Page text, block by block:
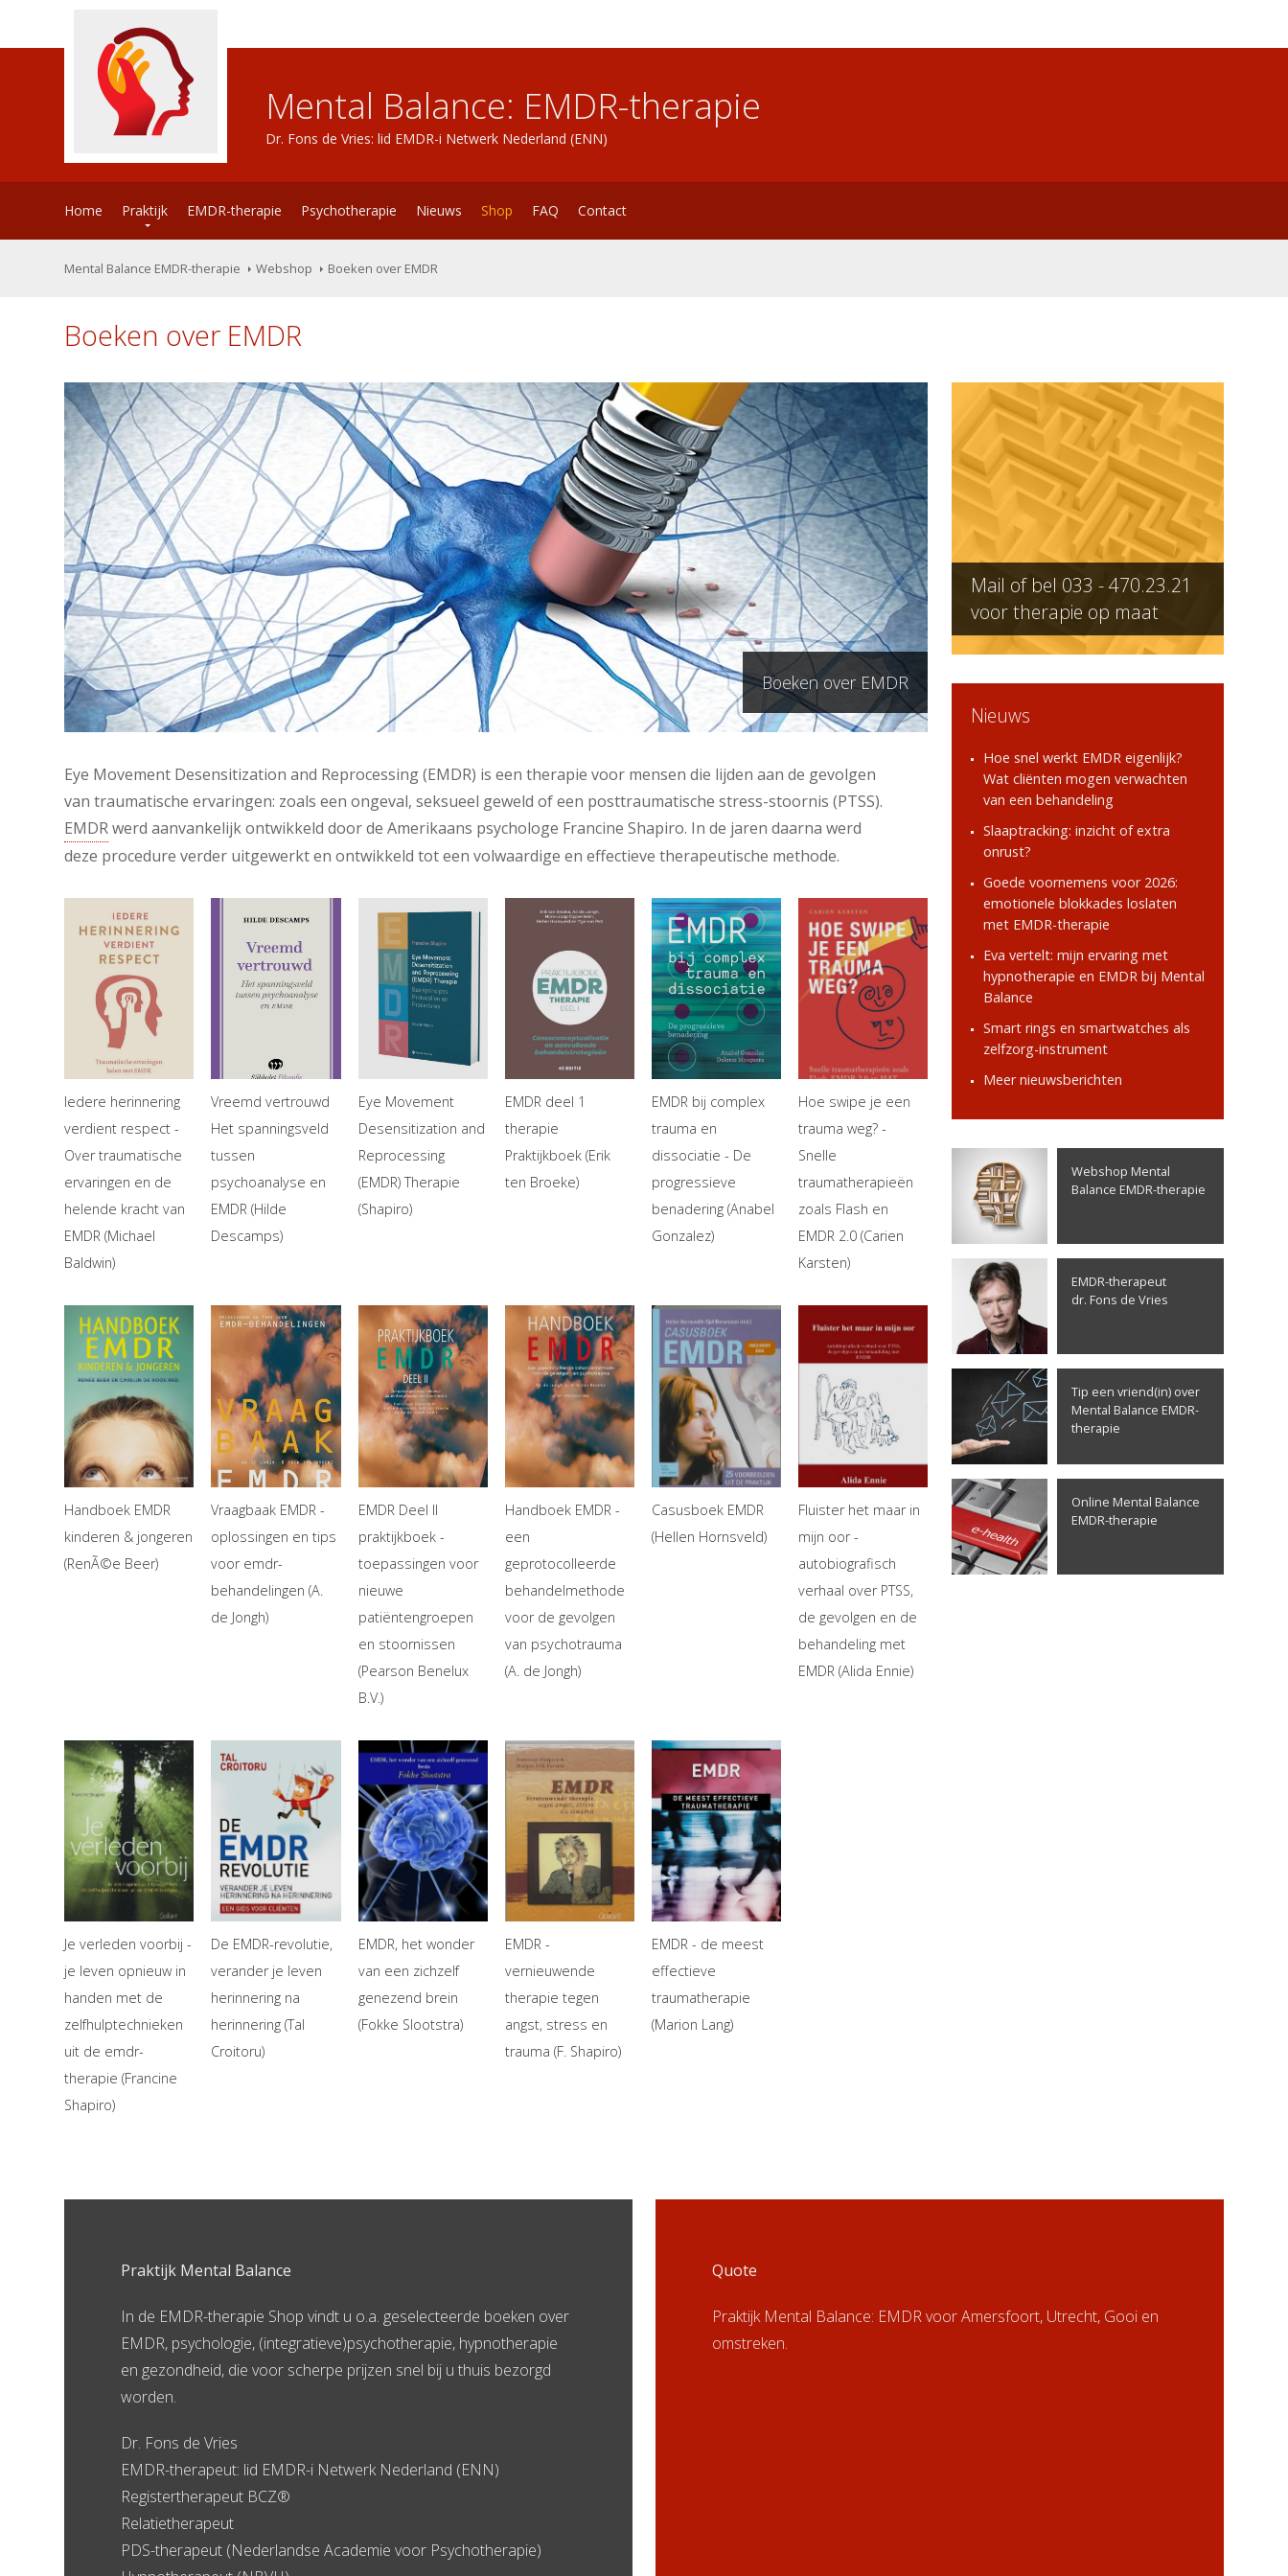
Mental Balance: EMDR-therapie
Dr. Fons de Vries: lid EMDR-i Netwerk Nederland (ENN)
Home Praktijk EMDR-therapie Psychotherapie Nieuws Shop FAQ Contact
Mental Balance EMDR-therapie Webshop Boeken over EMDR
Boeken over EMDR
Boeken over EMDR
Eye Movement Desensitization and Reprocessing (EMDR) is een therapie voor mensen die lijden aan de gevolgen
van traumatische ervaringen: zoals een ongeval, seksueel geweld of een posttraumatische stress-stoornis (PTSS).
EMDRwerd aanvankelijk ontwikkeld door de Amerikaans psychologe Francine Shapiro. In de jaren daarna werd
deze procedure verder uitgewerkt en ontwikkeld tot een volwaardige en effectieve therapeutische methode.
Iedere herinnering
verdient respect -
Over traumatische
ervaringen en de
helende kracht van
EMDR (Michael
Baldwin)
Vreemd vertrouwd
Het spanningsveld
tussen
psychoanalyse en
EMDR (Hilde
Descamps)
Eye Movement
Desensitization and
Reprocessing
(EMDR) Therapie
(Shapiro)
EMDR deel 1
therapie
Praktijkboek (Erik
ten Broeke)
EMDR bij complex
trauma en
dissociatie - De
progressieve
benadering (Anabel
Gonzalez)
Hoe swipe je een
trauma weg? -
Snelle
traumatherapieën
zoals Flash en
EMDR 2.0 (Carien
Karsten)
Handboek EMDR
kinderen & jongeren
(RenÃ©e Beer)
Vraagbaak EMDR -
oplossingen en tips
voor emdr-
behandelingen (A.
de Jongh)
EMDR Deel II
praktijkboek -
toepassingen voor
nieuwe
patiëntengroepen
en stoornissen
(Pearson Benelux
B.V.)
Handboek EMDR -
een
geprotocolleerde
behandelmethode
voor de gevolgen
van psychotrauma
(A. de Jongh)
Casusboek EMDR
(Hellen Hornsveld)
Fluister het maar in
mijn oor -
autobiografisch
verhaal over PTSS,
de gevolgen en de
behandeling met
EMDR (Alida Ennie)
Je verleden voorbij -
je leven opnieuw in
handen met de
zelfhulptechnieken
uit de emdr-
therapie (Francine
Shapiro)
De EMDR-revolutie,
verander je leven
herinnering na
herinnering (Tal
Croitoru)
EMDR, het wonder
van een zichzelf
genezend brein
(Fokke Slootstra)
EMDR -
vernieuwende
therapie tegen
angst, stress en
trauma (F. Shapiro)
EMDR - de meest
effectieve
traumatherapie
(Marion Lang)
Mail of bel 033 - 470.23.21
voor therapie op maat
Nieuws
Hoe snel werkt EMDR eigenlijk?
Wat cliënten mogen verwachten
van een behandeling
Slaaptracking: inzicht of extra
onrust?
Goede voornemens voor 2026:
emotionele blokkades loslaten
met EMDR-therapie
Eva vertelt: mijn ervaring met
hypnotherapie en EMDR bij Mental
Balance
Smart rings en smartwatches als
zelfzorg-instrument
Meer nieuwsberichten
Webshop Mental
Balance EMDR-therapie
EMDR-therapeut
dr. Fons de Vries
Tip een vriend(in) over
Mental Balance EMDR-
therapie
Online Mental Balance
EMDR-therapie
Praktijk Mental Balance
In de EMDR-therapie Shop vindt u o.a. geselecteerde boeken over
EMDR, psychologie, (integratieve)psychotherapie, hypnotherapie
en gezondheid, die voor scherpe prijzen snel bij u thuis bezorgd
worden.
Dr. Fons de Vries
EMDR-therapeut: lid EMDR-i Netwerk Nederland (ENN)
Registertherapeut BCZ®
Relatietherapeut
PDS-therapeut (Nederlandse Academie voor Psychotherapie)
Quote
Praktijk Mental Balance: EMDR voor Amersfoort, Utrecht, Gooi en
omstreken.